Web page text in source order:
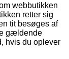
webbutikken
retter sig
tit besøges af
gældende
hvis du oplever